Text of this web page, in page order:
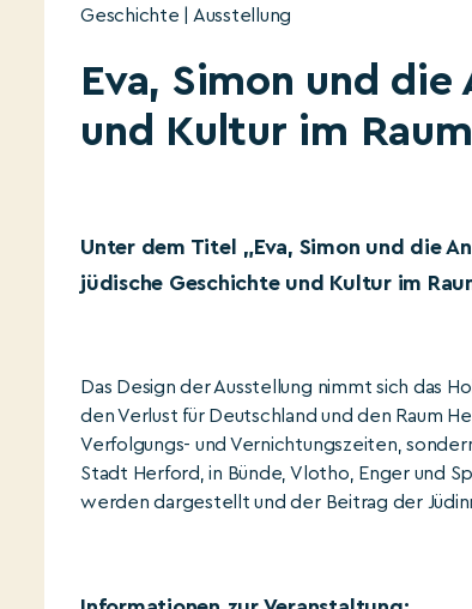
Geschichte | Ausstellung
Eva, Simon und
und Kultur im
Unter dem Titel „Eva, Simon und die
jüdische Geschichte und Kultur im
Das Design der Ausstellung nimmt sich das
den Verlust für Deutschland und den Raum
Verfolgungs- und Vernichtungszeiten,
Stadt Herford, in Bünde, Vlotho, Enger und
werden dargestellt und der Beitrag der